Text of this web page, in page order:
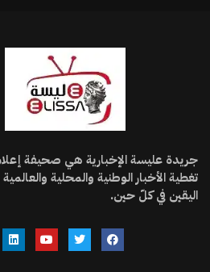
جريدة عليسة الإخبارية هي صحيفة
تغطية الأخبار الوطنية والمحلية
اليقين في كلّ حين.